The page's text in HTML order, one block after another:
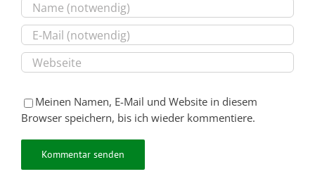
Meinen Namen, E-Mail und Website in diesem
Browser speichern, bis ich wieder kommentiere.